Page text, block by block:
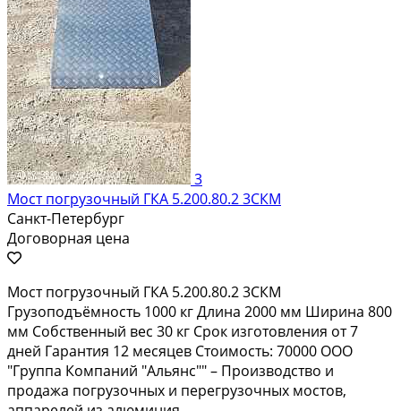
3
Мост погрузочный ГКА 5.200.80.2 3СКМ
Санкт-Петербург
Договорная цена
Мост погрузочный ГКА 5.200.80.2 3СКМ
Грузоподъёмность 1000 кг Длина 2000 мм Ширина 800
мм Собственный вес 30 кг Срок изготовления от 7
дней Гарантия 12 месяцев Стоимость: 70000 ООО
"Группа Компаний "Альянс"" – Производство и
продажа погрузочных и перегрузочных мостов,